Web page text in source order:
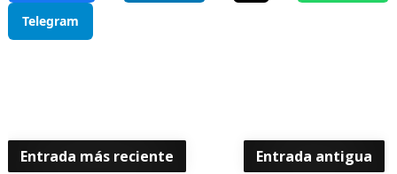
Telegram
Entrada más reciente Entrada antigua